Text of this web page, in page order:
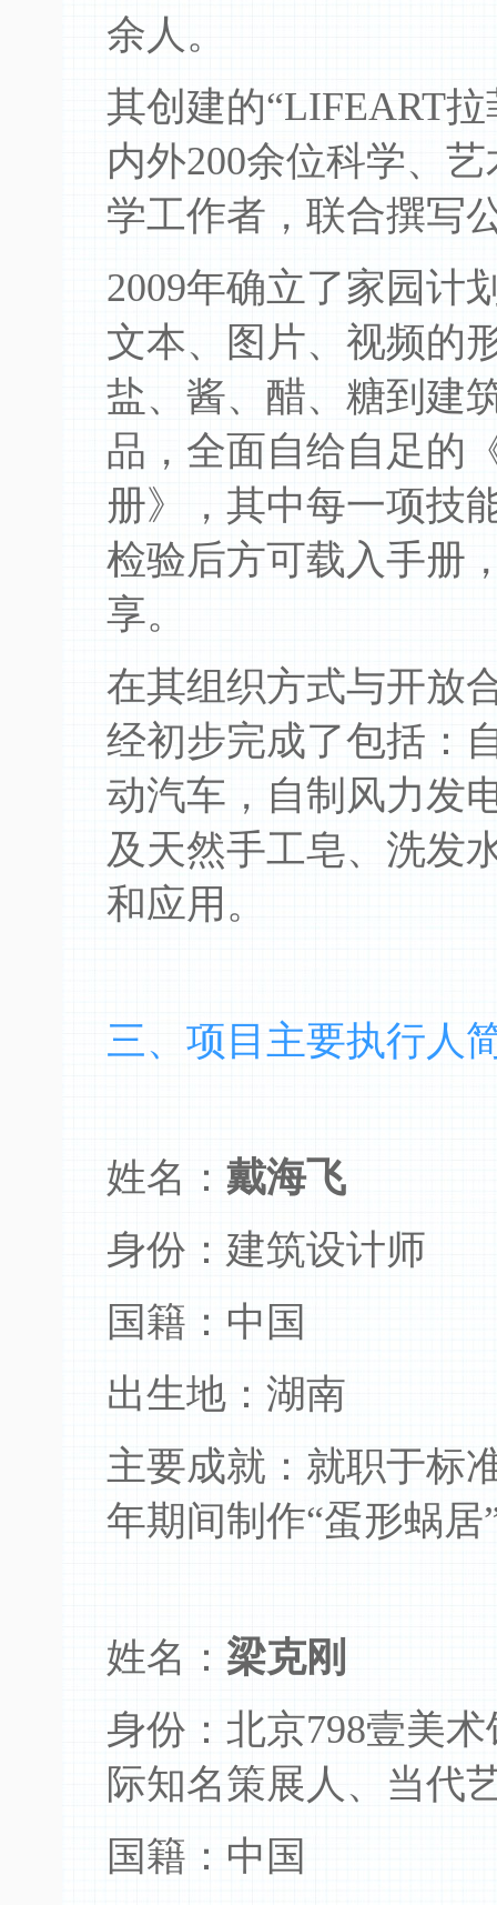
余人。
其创建的“LIFEART
内外200余位科学、
学工作者，联合撰写
2009年确立了家园计
文本、图片、视频的
盐、酱、醋、糖到建
品，全面自给自足的
册》，其中每一项技
检验后方可载入手册
享。
在其组织方式与开放
经初步完成了包括：
动汽车，自制风力发
及天然手工皂、洗发
和应用。
三、项目主要执行人
姓名： 戴海飞
身份：建筑设计师
国籍：中国
出生地：湖南
主要成就：就职于标
年期间制作“蛋形蜗
姓名： 梁克刚
身份：北京798壹美
际知名策展人、当代
国籍：中国